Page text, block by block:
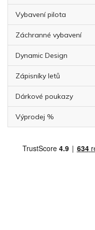
Vybavení pilota
Záchranné vybavení
Dynamic Design
Zápisníky letů
Dárkové poukazy
Výprodej %